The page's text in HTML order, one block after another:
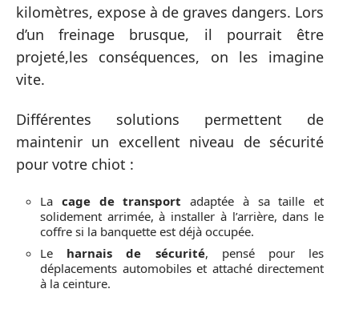
kilomètres, expose à de graves dangers. Lors
d’un freinage brusque, il pourrait être
projeté,les conséquences, on les imagine
vite.
Différentes solutions permettent de
maintenir un excellent niveau de sécurité
pour votre chiot :
La cage de transport adaptée à sa taille et
solidement arrimée, à installer à l’arrière, dans le
coffre si la banquette est déjà occupée.
Le harnais de sécurité, pensé pour les
déplacements automobiles et attaché directement
à la ceinture.